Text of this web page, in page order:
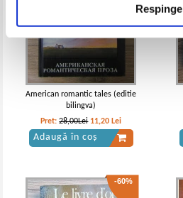
Respinge
American romantic tales (editie
bilingva)
Pret:28,00Lei 11,20 Lei
Adaugă în coș
-60%